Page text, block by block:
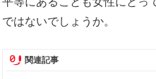
ではないでしょうか。
関連記事